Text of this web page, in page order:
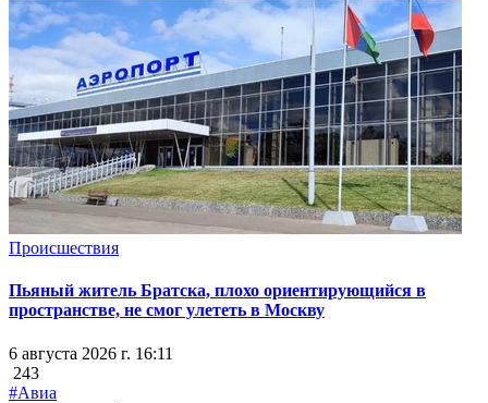
Происшествия
Пьяный житель Братска, плохо ориентирующийся в
пространстве, не смог улететь в Москву
6 августа 2026 г. 16:11
243
#Авиа